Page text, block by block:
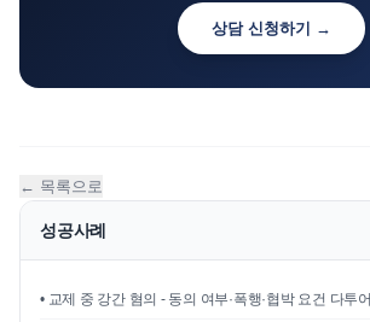
상담 신청하기 →
← 목록으로
성공사례
• 교제 중 강간 혐의 - 동의 여부·폭행·협박 요건 다투